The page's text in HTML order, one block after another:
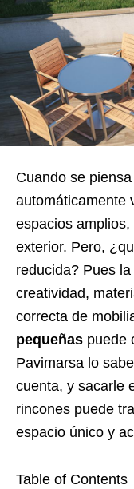
Cuando se
automáticamente
espacios
exterior. Pero,
reducida? Pues
creatividad,
correcta de
pequeñas puede
Pavimarsa lo
cuenta, y sacarle
rincones puede
espacio único y
Table of Contents